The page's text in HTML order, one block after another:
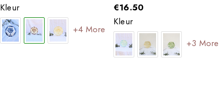
Kleur
+4 More
€16.50
Kleur
+3 More